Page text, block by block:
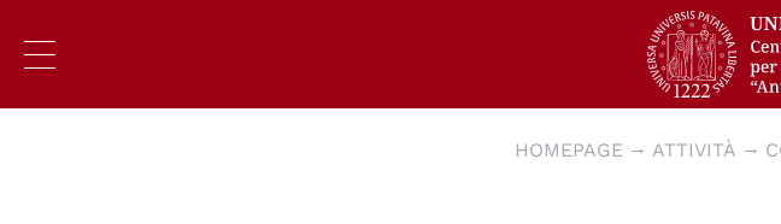
HOMEPAGE ATTIVITÀ